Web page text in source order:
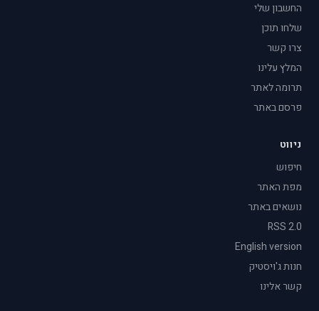
החשבון שלי
שלחו תוכן
צרו קשר
המלץ עלינו
תרומה לאתר
פרסם באתר
ניווט
חיפוש
מפת האתר
נושאים באתר
RSS 2.0
English version
חנות ג'ויסטיק
קשר אלינו